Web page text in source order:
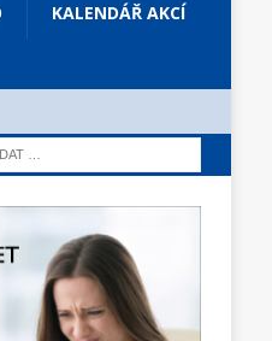
KALENDÁŘ AKCÍ